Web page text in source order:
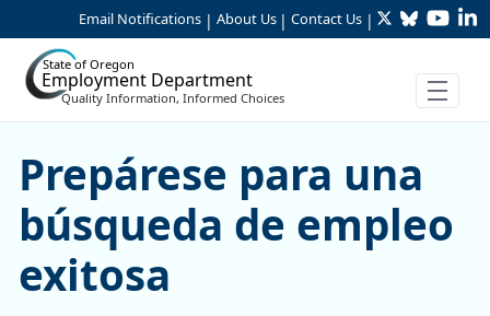
Skip to Main Content
Email Notifications | About Us | Contact Us | TwitterBluesky
State of Oregon
Employment Department
Quality Information, Informed Choices
Prepárese para una
Prepárese para una
búsqueda de empleo
exitosa